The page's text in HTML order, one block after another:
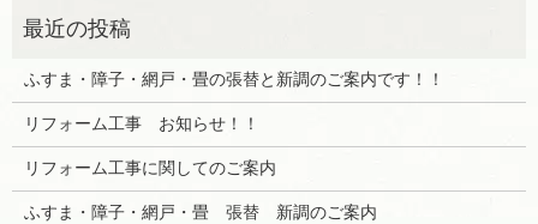
ふすま・障子・網戸・畳の張替と新調のご案内です！！
リフォーム工事 お知らせ！！
リフォーム工事に関してのご案内
ふすま・障子・網戸・畳 張替 新調のご案内